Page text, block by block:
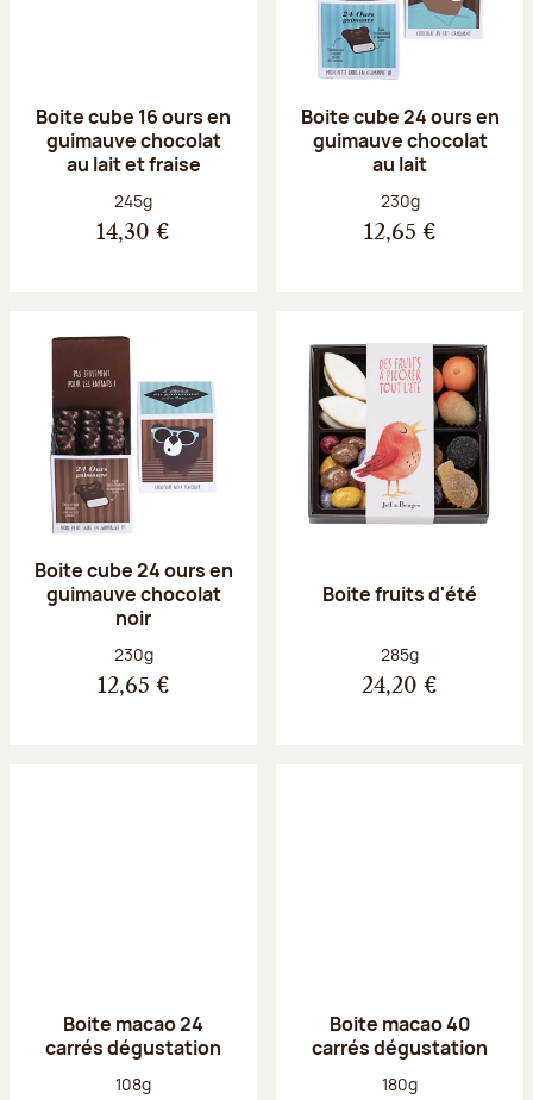
Boite cube 16 ours en
guimauve chocolat
au lait et fraise
Poids net :
245g
14,30 €
Boite cube 24 ours en
guimauve chocolat
au lait
Poids net :
230g
12,65 €
Boite cube 24 ours en
guimauve chocolat
noir
Poids net :
230g
12,65 €
Boite fruits d'été
Poids net :
285g
24,20 €
Boite macao 24
carrés dégustation
Poids net :
108g
Boite macao 40
carrés dégustation
Poids net :
180g